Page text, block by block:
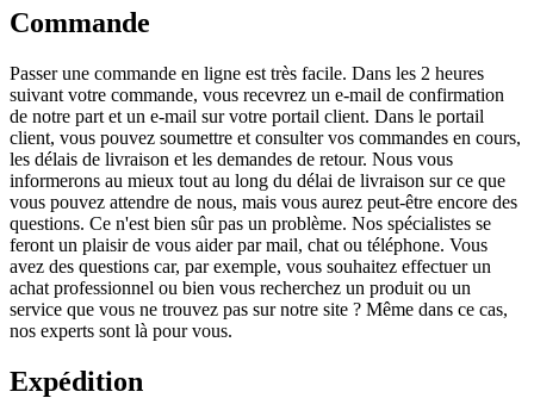
Commande
Passer une commande en ligne est très facile. Dans les 2 heures
suivant votre commande, vous recevrez un e-mail de confirmation
de notre part et un e-mail sur votre portail client. Dans le portail
client, vous pouvez soumettre et consulter vos commandes en cours,
les délais de livraison et les demandes de retour. Nous vous
informerons au mieux tout au long du délai de livraison sur ce que
vous pouvez attendre de nous, mais vous aurez peut-être encore des
questions. Ce n'est bien sûr pas un problème. Nos spécialistes se
feront un plaisir de vous aider par mail, chat ou téléphone. Vous
avez des questions car, par exemple, vous souhaitez effectuer un
achat professionnel ou bien vous recherchez un produit ou un
service que vous ne trouvez pas sur notre site ? Même dans ce cas,
nos experts sont là pour vous.
Expédition